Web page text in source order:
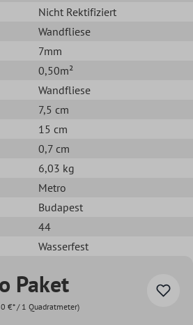
Nicht Rektifiziert
Wandfliese
7mm
0,50m²
Wandfliese
7,5 cm
15 cm
0,7 cm
6,03 kg
Metro
Budapest
44
Wasserfest
Paket
€* / 1 Quadratmeter)